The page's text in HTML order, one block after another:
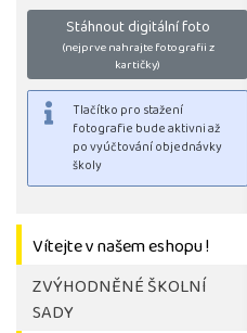
Stáhnout digitální foto
(nejprve nahrajte fotografii z
kartičky)
Vítejte v našem eshopu !
ZVÝHODNĚNÉ ŠKOLNÍ
SADY